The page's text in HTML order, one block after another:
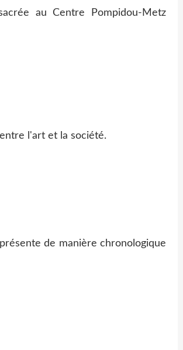
au Centre Pompidou-Metz
l'art et la société.
de manière chronologique